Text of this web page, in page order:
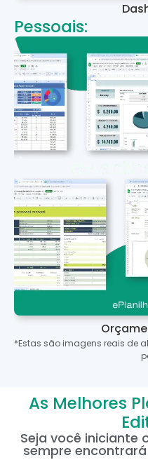
Pessoais:
*Estas são imagens reais de
As Melhores
Seja você iniciante
sempre